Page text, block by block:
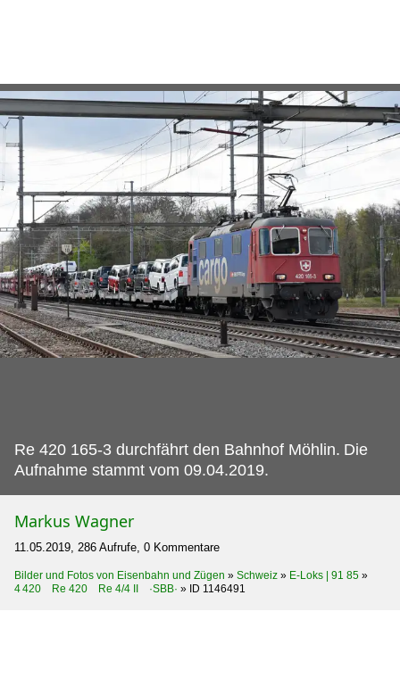
Re 420 165-3 durchfährt den Bahnhof Möhlin. Die
Aufnahme stammt vom 09.04.2019.
Markus Wagner
11.05.2019, 286 Aufrufe, 0 Kommentare
Bilder und Fotos von Eisenbahn und Zügen » Schweiz » E-Loks | 91 85 »
4 420 Re 420 Re 4/4 II ·SBB· » ID 1146491